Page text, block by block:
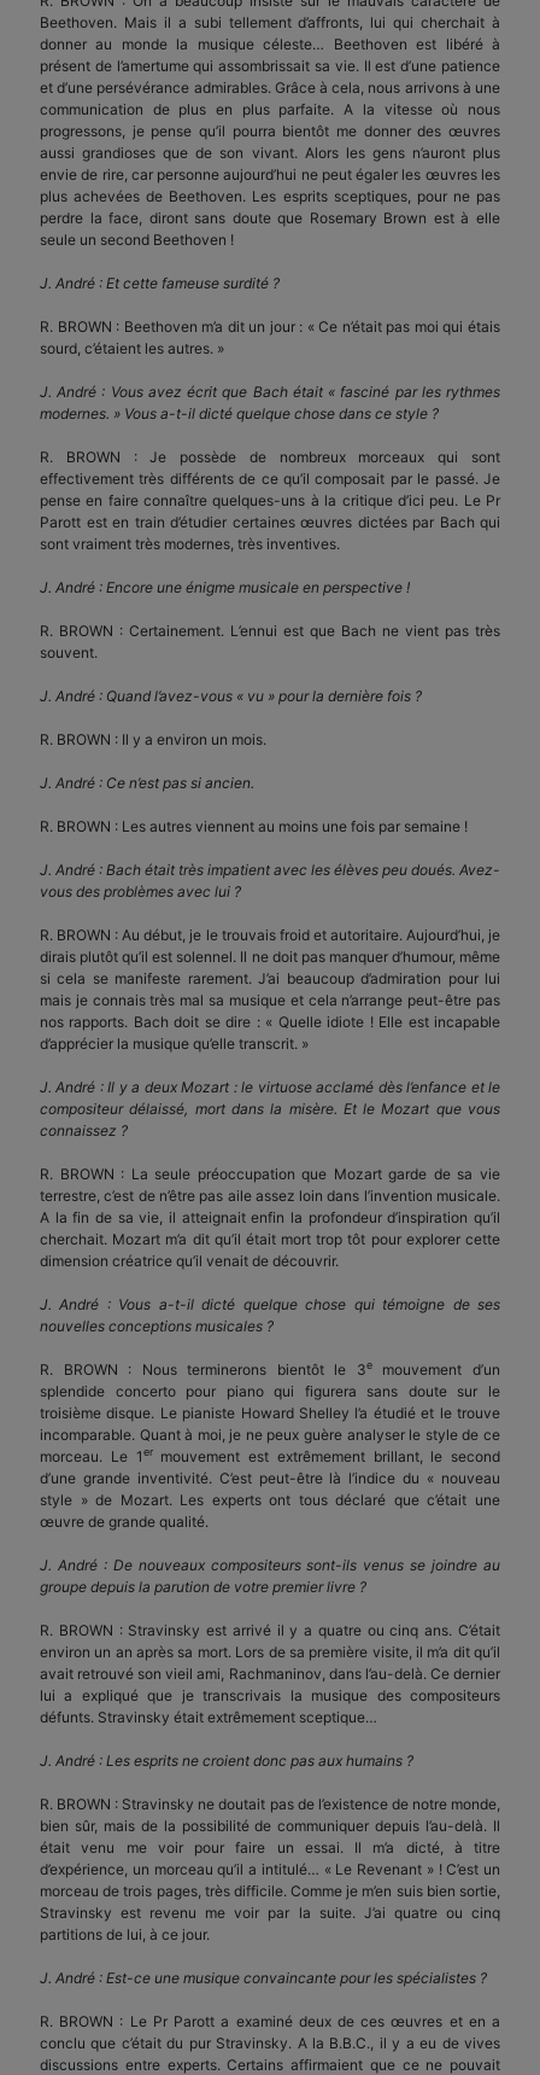
Beethoven. Mais il a subi tellement d’affronts, lui qui cherchait à
donner au monde la musique céleste… Beethoven est libéré à
présent de l’amertume qui assombrissait sa vie. Il est d’une patience
et d’une persévérance admirables. Grâce à cela, nous arrivons à une
communication de plus en plus parfaite. A la vitesse où nous
progressons, je pense qu’il pourra bientôt me donner des œuvres
aussi grandioses que de son vivant. Alors les gens n’auront plus
envie de rire, car personne aujourd’hui ne peut égaler les œuvres les
plus achevées de Beethoven. Les esprits sceptiques, pour ne pas
perdre la face, diront sans doute que Rosemary Brown est à elle
seule un second Beethoven !
J. André : Et cette fameuse surdité ?
R. BROWN : Beethoven m’a dit un jour : « Ce n’était pas moi qui étais
sourd, c’étaient les autres. »
J. André : Vous avez écrit que Bach était « fasciné par les rythmes
modernes. » Vous a-t-il dicté quelque chose dans ce style ?
R. BROWN : Je possède de nombreux morceaux qui sont
effectivement très différents de ce qu’il composait par le passé. Je
pense en faire connaître quelques-uns à la critique d’ici peu. Le Pr
Parott est en train d’étudier certaines œuvres dictées par Bach qui
sont vraiment très modernes, très inventives.
J. André : Encore une énigme musicale en perspective !
R. BROWN : Certainement. L’ennui est que Bach ne vient pas très
souvent.
J. André : Quand l’avez-vous « vu » pour la dernière fois ?
R. BROWN : Il y a environ un mois.
J. André : Ce n’est pas si ancien.
R. BROWN : Les autres viennent au moins une fois par semaine !
J. André : Bach était très impatient avec les élèves peu doués. Avez-
vous des problèmes avec lui ?
R. BROWN : Au début, je le trouvais froid et autoritaire. Aujourd’hui, je
dirais plutôt qu’il est solennel. Il ne doit pas manquer d’humour, même
si cela se manifeste rarement. J’ai beaucoup d’admiration pour lui
mais je connais très mal sa musique et cela n’arrange peut-être pas
nos rapports. Bach doit se dire : « Quelle idiote ! Elle est incapable
d’apprécier la musique qu’elle transcrit. »
J. André : Il y a deux Mozart : le virtuose acclamé dès l’enfance et le
compositeur délaissé, mort dans la misère. Et le Mozart que vous
connaissez ?
R. BROWN : La seule préoccupation que Mozart garde de sa vie
terrestre, c’est de n’être pas aile assez loin dans l’invention musicale.
A la fin de sa vie, il atteignait enfin la profondeur d’inspiration qu’il
cherchait. Mozart m’a dit qu’il était mort trop tôt pour explorer cette
dimension créatrice qu’il venait de découvrir.
J. André : Vous a-t-il dicté quelque chose qui témoigne de ses
nouvelles conceptions musicales ?
R. BROWN : Nous terminerons bientôt le 3emouvement d’un
splendide concerto pour piano qui figurera sans doute sur le
troisième disque. Le pianiste Howard Shelley l’a étudié et le trouve
incomparable. Quant à moi, je ne peux guère analyser le style de ce
morceau. Le 1ermouvement est extrêmement brillant, le second
d’une grande inventivité. C’est peut-être là l’indice du « nouveau
style » de Mozart. Les experts ont tous déclaré que c’était une
œuvre de grande qualité.
J. André : De nouveaux compositeurs sont-ils venus se joindre au
groupe depuis la parution de votre premier livre ?
R. BROWN : Stravinsky est arrivé il y a quatre ou cinq ans. C’était
environ un an après sa mort. Lors de sa première visite, il m’a dit qu’il
avait retrouvé son vieil ami, Rachmaninov, dans l’au-delà. Ce dernier
lui a expliqué que je transcrivais la musique des compositeurs
défunts. Stravinsky était extrêmement sceptique…
J. André : Les esprits ne croient donc pas aux humains ?
R. BROWN : Stravinsky ne doutait pas de l’existence de notre monde,
bien sûr, mais de la possibilité de communiquer depuis l’au-delà. Il
était venu me voir pour faire un essai. Il m’a dicté, à titre
d’expérience, un morceau qu’il a intitulé… « Le Revenant » ! C’est un
morceau de trois pages, très difficile. Comme je m’en suis bien sortie,
Stravinsky est revenu me voir par la suite. J’ai quatre ou cinq
partitions de lui, à ce jour.
J. André : Est-ce une musique convaincante pour les spécialistes ?
R. BROWN : Le Pr Parott a examiné deux de ces œuvres et en a
conclu que c’était du pur Stravinsky. A la B.B.C., il y a eu de vives
discussions entre experts. Certains affirmaient que ce ne pouvait